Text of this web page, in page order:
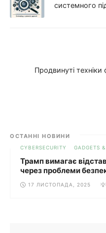
системного
Продвинуті техніки
ОСТАННІ НОВИНИ
CYBERSECURITY GADGETS
Трамп вимагає
через проблеми
17 ЛИСТОПАДА, 2025